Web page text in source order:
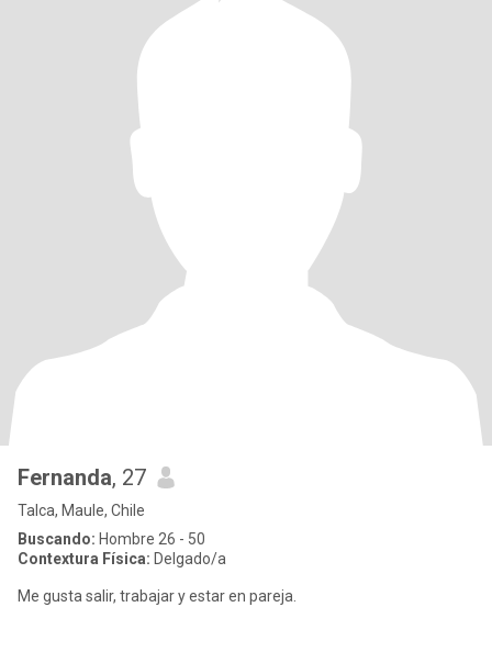
Fernanda, 27
Talca, Maule, Chile
Buscando: Hombre 26 - 50
Contextura Física: Delgado/a
Me gusta salir, trabajar y estar en pareja.